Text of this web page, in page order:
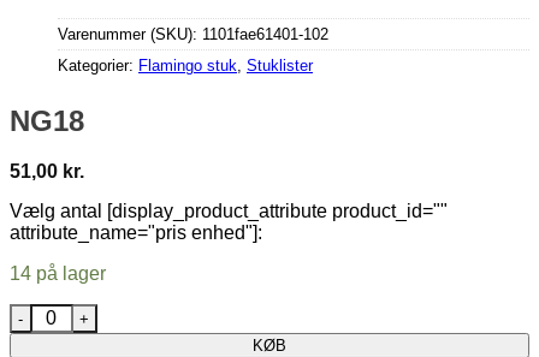
Varenummer (SKU): 1101fae61401-102
Kategorier: Flamingo stuk, Stuklister
NG18
51,00 kr.
Vælg antal [display_product_attribute product_id=""
attribute_name="pris enhed"]:
14 på lager
NG18 antal
KØB